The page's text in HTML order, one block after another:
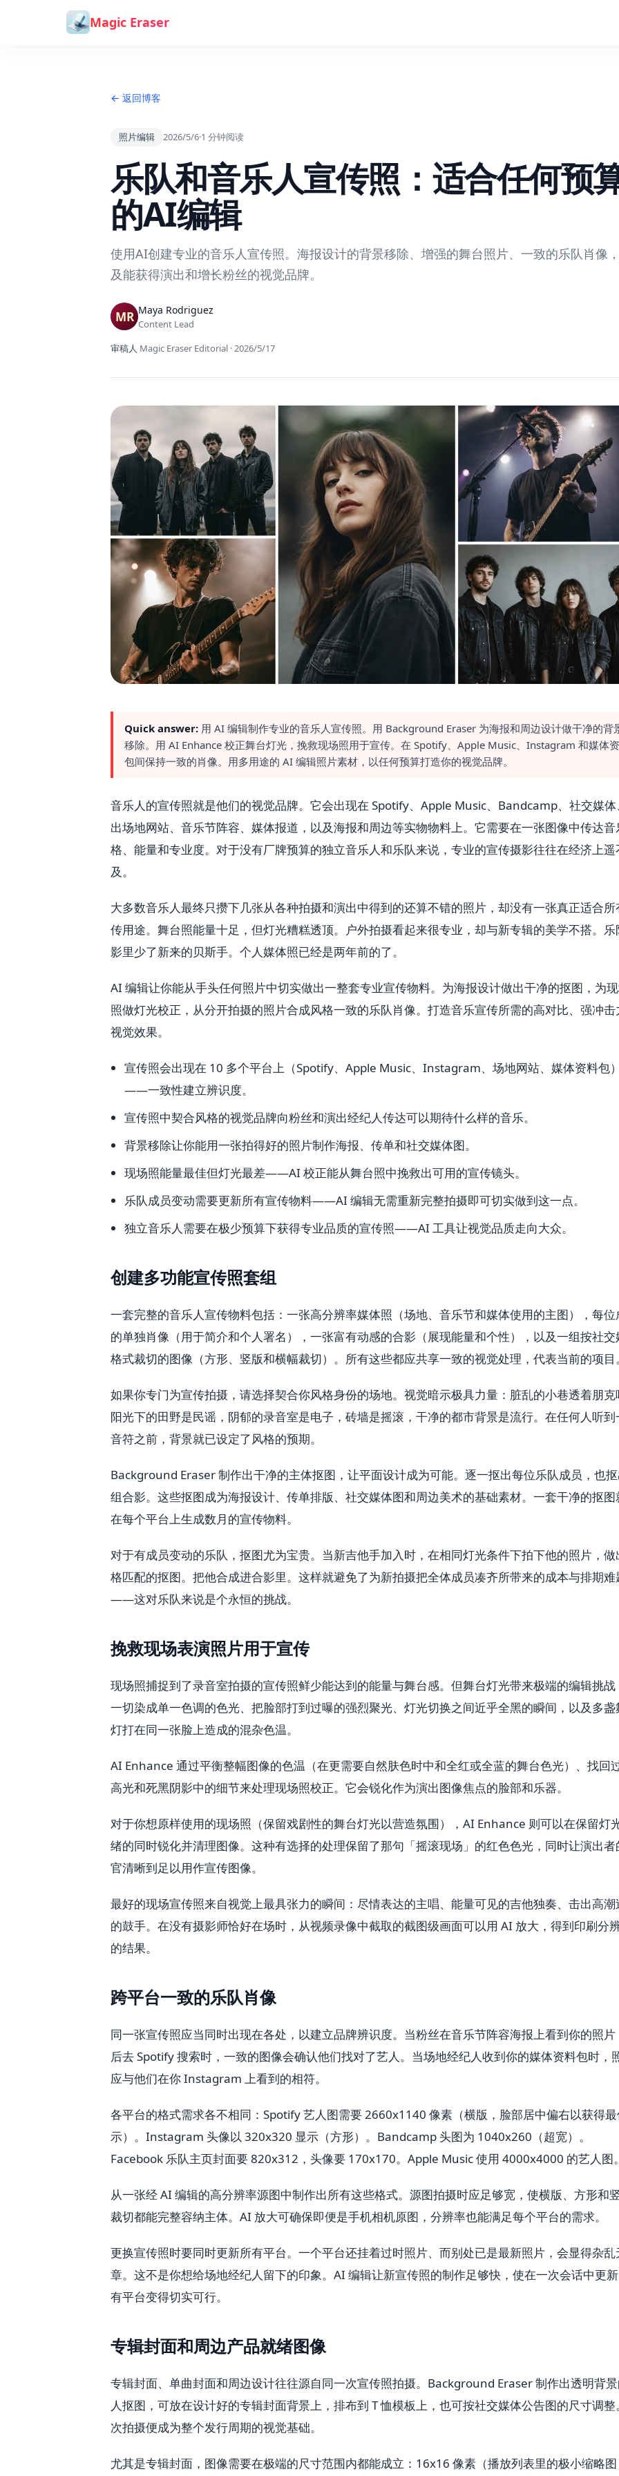
Magic Eraser
← 返回博客
照片编辑 2026/5/6·1 分钟阅读
乐队和音乐人宣传照：适合任何预
的AI编辑
使用AI创建专业的音乐人宣传照。海报设计的背景移除、增强的舞台照片、一致的乐队肖像
及能获得演出和增长粉丝的视觉品牌。
Maya Rodriguez
Content Lead
审稿人 Magic Eraser Editorial ·2026/5/17
Quick answer: 用 AI 编辑制作专业的音乐人宣传照。用 Background Eraser 为海报和周边设计做干净的背
移除。用 AI Enhance 校正舞台灯光，挽救现场照用于宣传。在 Spotify、Apple Music、Instagram 和媒体
包间保持一致的肖像。用多用途的 AI 编辑照片素材，以任何预算打造你的视觉品牌。
音乐人的宣传照就是他们的视觉品牌。它会出现在 Spotify、Apple Music、Bandcamp、社交媒
出场地网站、音乐节阵容、媒体报道，以及海报和周边等实物物料上。它需要在一张图像中传达音
格、能量和专业度。对于没有厂牌预算的独立音乐人和乐队来说，专业的宣传摄影往往在经济上遥
及。
大多数音乐人最终只攒下几张从各种拍摄和演出中得到的还算不错的照片，却没有一张真正适合所
传用途。舞台照能量十足，但灯光糟糕透顶。户外拍摄看起来很专业，却与新专辑的美学不搭。乐
影里少了新来的贝斯手。个人媒体照已经是两年前的了。
AI 编辑让你能从手头任何照片中切实做出一整套专业宣传物料。为海报设计做出干净的抠图，为
照做灯光校正，从分开拍摄的照片合成风格一致的乐队肖像。打造音乐宣传所需的高对比、强冲击
视觉效果。
宣传照会出现在 10 多个平台上（Spotify、Apple Music、Instagram、场地网站、媒体资料包）
——一致性建立辨识度。
宣传照中契合风格的视觉品牌向粉丝和演出经纪人传达可以期待什么样的音乐。
背景移除让你能用一张拍得好的照片制作海报、传单和社交媒体图。
现场照能量最佳但灯光最差——AI 校正能从舞台照中挽救出可用的宣传镜头。
乐队成员变动需要更新所有宣传物料——AI 编辑无需重新完整拍摄即可切实做到这一点。
独立音乐人需要在极少预算下获得专业品质的宣传照——AI 工具让视觉品质走向大众。
创建多功能宣传照套组
一套完整的音乐人宣传物料包括：一张高分辨率媒体照（场地、音乐节和媒体使用的主图），每位
的单独肖像（用于简介和个人署名），一张富有动感的合影（展现能量和个性），以及一组按社交
格式裁切的图像（方形、竖版和横幅裁切）。所有这些都应共享一致的视觉处理，代表当前的项目。
如果你专门为宣传拍摄，请选择契合你风格身份的场地。视觉暗示极具力量：脏乱的小巷透着朋克
阳光下的田野是民谣，阴郁的录音室是电子，砖墙是摇滚，干净的都市背景是流行。在任何人听到
音符之前，背景就已设定了风格的预期。
Background Eraser 制作出干净的主体抠图，让平面设计成为可能。逐一抠出每位乐队成员，也
组合影。这些抠图成为海报设计、传单排版、社交媒体图和周边美术的基础素材。一套干净的抠图
在每个平台上生成数月的宣传物料。
对于有成员变动的乐队，抠图尤为宝贵。当新吉他手加入时，在相同灯光条件下拍下他的照片，做
格匹配的抠图。把他合成进合影里。这样就避免了为新拍摄把全体成员凑齐所带来的成本与排期难
——这对乐队来说是个永恒的挑战。
挽救现场表演照片用于宣传
现场照捕捉到了录音室拍摄的宣传照鲜少能达到的能量与舞台感。但舞台灯光带来极端的编辑挑战
一切染成单一色调的色光、把脸部打到过曝的强烈聚光、灯光切换之间近乎全黑的瞬间，以及多盏
灯打在同一张脸上造成的混杂色温。
AI Enhance 通过平衡整幅图像的色温（在更需要自然肤色时中和全红或全蓝的舞台色光）、找回
高光和死黑阴影中的细节来处理现场照校正。它会锐化作为演出图像焦点的脸部和乐器。
对于你想原样使用的现场照（保留戏剧性的舞台灯光以营造氛围），AI Enhance 则可以在保留灯
绪的同时锐化并清理图像。这种有选择的处理保留了那句「摇滚现场」的红色色光，同时让演出者
官清晰到足以用作宣传图像。
最好的现场宣传照来自视觉上最具张力的瞬间：尽情表达的主唱、能量可见的吉他独奏、击出高潮
的鼓手。在没有摄影师恰好在场时，从视频录像中截取的截图级画面可以用 AI 放大，得到印刷分
的结果。
跨平台一致的乐队肖像
同一张宣传照应当同时出现在各处，以建立品牌辨识度。当粉丝在音乐节阵容海报上看到你的照片
后去 Spotify 搜索时，一致的图像会确认他们找对了艺人。当场地经纪人收到你的媒体资料包时，
应与他们在你 Instagram 上看到的相符。
各平台的格式需求各不相同：Spotify 艺人图需要 2660x1140 像素（横版，脸部居中偏右以获得最
示）。Instagram 头像以 320x320 显示（方形）。Bandcamp 头图为 1040x260（超宽）。
Facebook 乐队主页封面要 820x312，头像要 170x170。Apple Music 使用 4000x4000 的艺人图。
从一张经 AI 编辑的高分辨率源图中制作出所有这些格式。源图拍摄时应足够宽，使横版、方形和
裁切都能完整容纳主体。AI 放大可确保即便是手机相机原图，分辨率也能满足每个平台的需求。
更换宣传照时要同时更新所有平台。一个平台还挂着过时照片、而别处已是最新照片，会显得杂乱
章。这不是你想给场地经纪人留下的印象。AI 编辑让新宣传照的制作足够快，使在一次会话中更
有平台变得切实可行。
专辑封面和周边产品就绪图像
专辑封面、单曲封面和周边设计往往源自同一次宣传照拍摄。Background Eraser 制作出透明背
人抠图，可放在设计好的专辑封面背景上，排布到 T 恤模板上，也可按社交媒体公告图的尺寸调整
次拍摄便成为整个发行周期的视觉基础。
尤其是专辑封面，图像需要在极端的尺寸范围内都能成立：16x16 像素（播放列表里的极小缩略图